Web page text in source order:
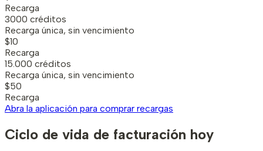
Recarga
3000 créditos
Recarga única, sin vencimiento
$10
Recarga
15.000 créditos
Recarga única, sin vencimiento
$50
Recarga
Abra la aplicación para comprar recargas
Ciclo de vida de facturación hoy